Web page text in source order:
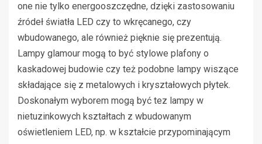
one nie tylko energooszczędne, dzięki zastosowaniu
źródeł światła LED czy to wkręcanego, czy
wbudowanego, ale również pięknie się prezentują.
Lampy glamour mogą to być stylowe plafony o
kaskadowej budowie czy też podobne lampy wiszące
składające się z metalowych i kryształowych płytek.
Doskonałym wyborem mogą być tez lampy w
nietuzinkowych kształtach z wbudowanym
oświetleniem LED, np. w kształcie przypominającym